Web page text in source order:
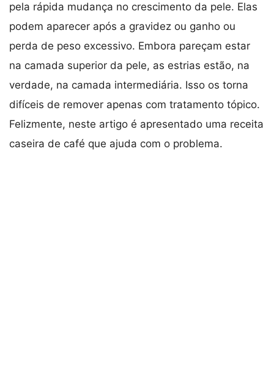
pela rápida mudança no crescimento da pele. Elas
podem aparecer após a gravidez ou ganho ou
perda de peso excessivo. Embora pareçam estar
na camada superior da pele, as estrias estão, na
verdade, na camada intermediária. Isso os torna
difíceis de remover apenas com tratamento tópico.
Felizmente, neste artigo é apresentado uma receita
caseira de café que ajuda com o problema.